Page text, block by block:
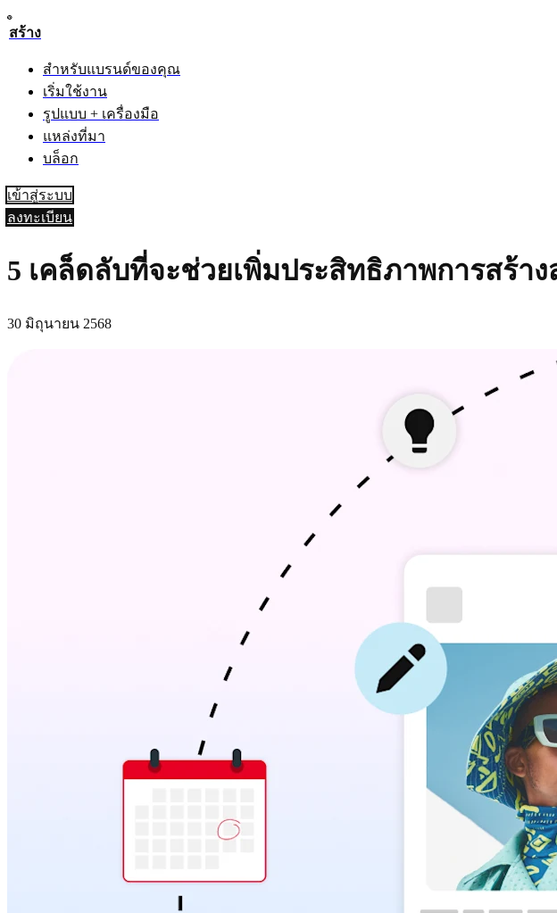
สร้าง
สำหรับแบรนด์ของคุณ
เริ่มใช้งาน
รูปแบบ + เครื่องมือ
แหล่งที่มา
บล็อก
เข้าสู่ระบบ
ลงทะเบียน
5 เคล็ดลับที่จะช่วยเพิ่มประสิทธิภาพการสร้า
30 มิถุนายน 2568